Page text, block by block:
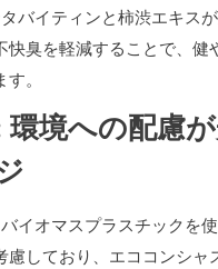
バイティンと柿渋エキス
快臭を軽減することで、健
。
環境への配慮
バイオマスプラスチックを
慮しており、エココンシャ